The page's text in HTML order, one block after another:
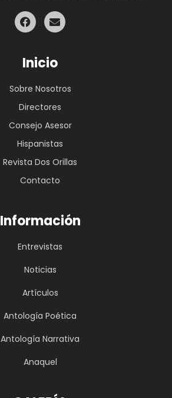
Inicio
Sobre Nosotros
Directores
Consejo Asesor
Hispanistas
Revista Dos Orillas
Contacto
Información
Entrevistas
Noticias
Artículos
Antología Poética
Antología Narrativa
Anaquel